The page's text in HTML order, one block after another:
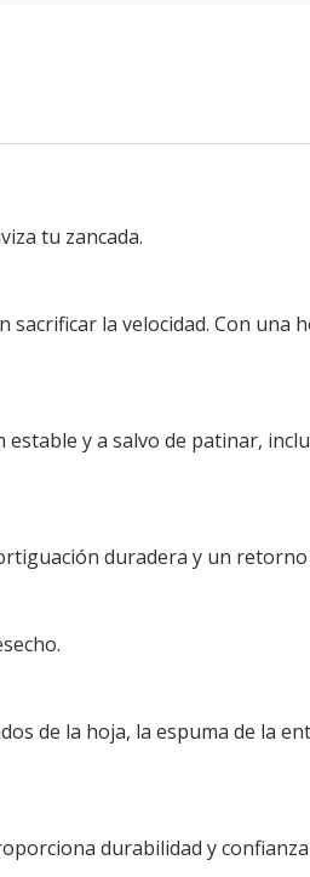
tu zancada.
la velocidad. Con una
y a salvo de patinar,
duradera y un
de la hoja, la espuma de la
durabilidad y